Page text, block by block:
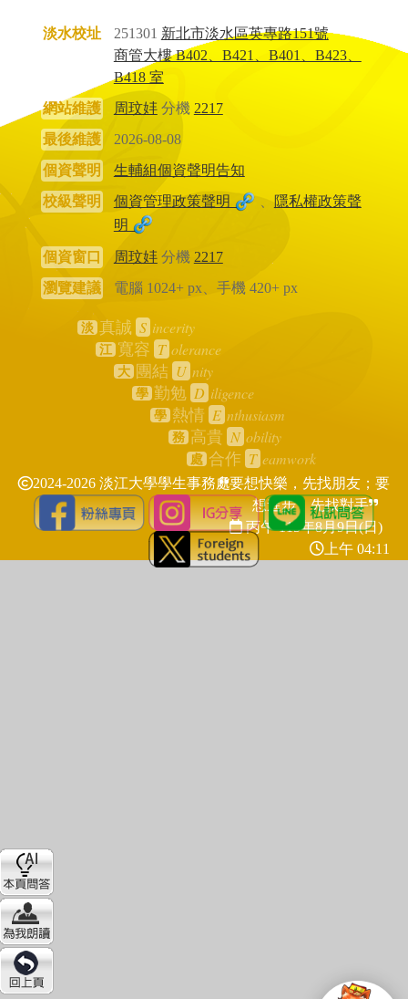
淡水校址 251301 新北市淡水區英專路151號
商管大樓 B402、B421、B401、B423、
B418 室
網站維護
周玟妦分機 2217
最後維護
2026-08-08
個資聲明
生輔組個資聲明告知
校級聲明
個資管理政策聲明 、
隱私權政策聲
明
個資窗口 周玟妦分機 2217
瀏覽建議
電腦 1024+ px、手機 420+ px
淡 真誠 S incerity
江 寬容 T olerance
大 團結 U nity
學 勤勉 D iligence
學 熱情 E nthusiasm
務 高貴 N obility
處 合作 T eamwork
2024-2026 淡江大學學生事務處要想快樂，先找朋友；要
想進步，先找對手
丙午 115年8月9日(日)
上午 04:11